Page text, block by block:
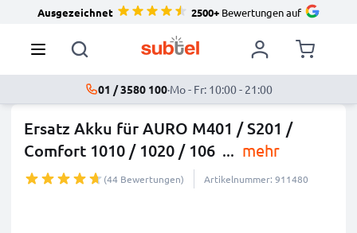
Ausgezeichnet 2500+Bewertungen auf
01 / 3580 100·Mo - Fr: 10:00 - 21:00
Ersatz Akku für AURO M401 / S201 /
Comfort 1010 / 1020 / 106 ... mehr
(44 Bewertungen) Artikelnummer: 911480